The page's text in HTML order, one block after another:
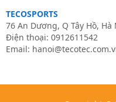
TECOSPORTS
76 An Dương, Q Tây Hồ, Hà
Điện thoại: 0912611542
Email: